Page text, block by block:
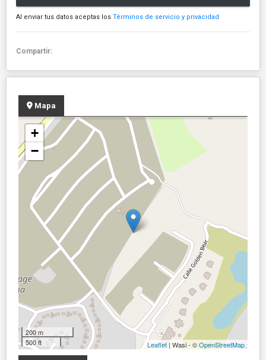
Al enviar tus datos aceptas los Términos de servicio y privacidad
Compartir:
Mapa
+
−
200 m
500 ft
Leaflet | Wasi - ©OpenStreetMap